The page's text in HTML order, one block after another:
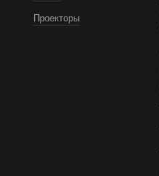
Проекторы